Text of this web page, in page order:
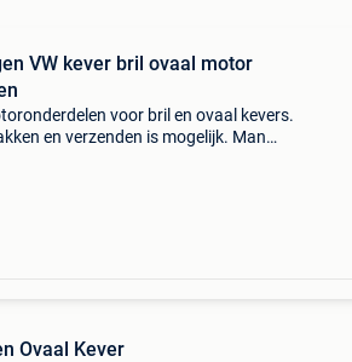
VW kever bril ovaal motor
voor bril en ovaal kevers.
en verzenden is mogelijk. Man
Ovaal Kever